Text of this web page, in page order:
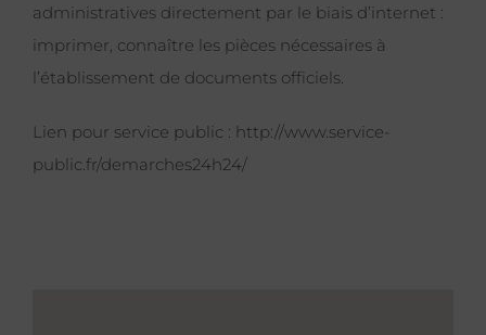
administratives directement par le biais d’internet :
imprimer, connaître les pièces nécessaires à
l’établissement de documents officiels.
Lien pour service public : http://www.service-
public.fr/demarches24h24/